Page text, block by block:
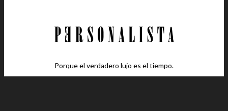
Porque el verdadero lujo es el tiempo.